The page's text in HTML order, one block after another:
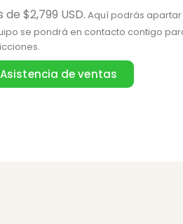
$2,799 USD. Aquí podrás apartar
se pondrá en contacto contigo
Asistencia de ventas